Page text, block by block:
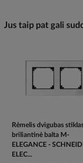
Jus taip pat gali
Rėmelis dvigubas
briliantinė balta M-
ELEGANCE -
ELEC...